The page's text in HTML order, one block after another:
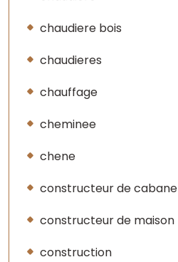
chaudiere bois
chaudieres
chauffage
cheminee
chene
constructeur de cabane
constructeur de maison
construction